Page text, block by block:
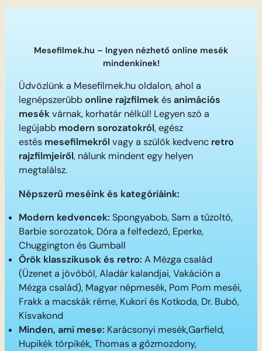
Mesefilmek.hu – Ingyen nézhető online mesék
mindenkinek!
Üdvözlünk a Mesefilmek.hu oldalon, ahol a
legnépszerűbbonline rajzfilmekésanimációs
mesékvárnak, korhatár nélkül! Legyen szó a
legújabb modern sorozatokról, egész
estés mesefilmekről vagy a szülők kedvenc retro
rajzfilmjeiről, nálunk mindent egy helyen
megtalálsz.
Népszerű meséink és kategóriáink:
Modern kedvencek: Spongyabob, Sam a tűzoltó,
Barbie sorozatok, Dóra a felfedező, Eperke,
Chuggington és Gumball
Örök klasszikusok és retro: A Mézga család
(Üzenet a jövőből, Aladár kalandjai, Vakáción a
Mézga család), Magyar népmesék, Pom Pom meséi,
Frakk a macskák réme, Kukori és Kotkoda, Dr. Bubó,
Kisvakond
Minden, ami mese: Karácsonyi mesék,Garfield,
Hupikék törpikék, Thomas a gőzmozdony,